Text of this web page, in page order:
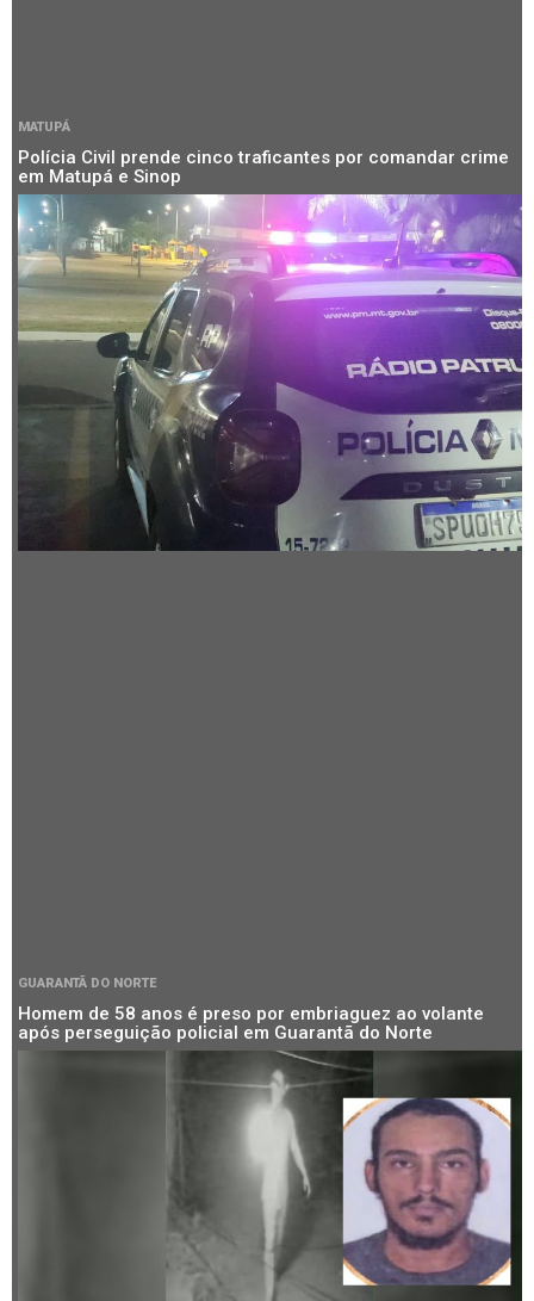
MATUPÁ
Polícia Civil prende cinco traficantes por comandar crime
em Matupá e Sinop
GUARANTÃ DO NORTE
Homem de 58 anos é preso por embriaguez ao volante
após perseguição policial em Guarantã do Norte